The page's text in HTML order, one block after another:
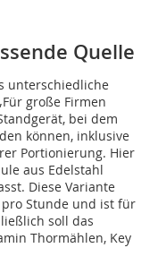
Quelle
unterschiedliche
große Firmen
bei dem
können, inklusive
Portionierung. Hier
aus Edelstahl
Diese Variante
Stunde und ist für
soll das
Thormählen, Key